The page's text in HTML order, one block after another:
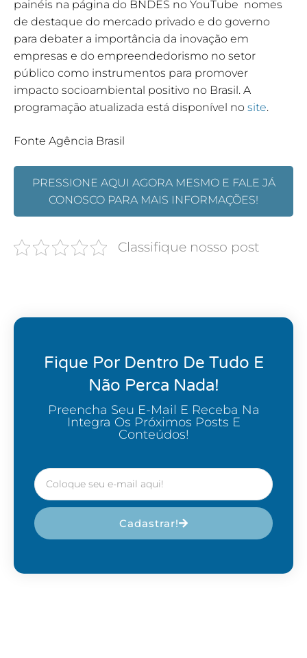
painéis na página do BNDES no YouTube nomes
de destaque do mercado privado e do governo
para debater a importância da inovação em
empresas e do empreendedorismo no setor
público como instrumentos para promover
impacto socioambiental positivo no Brasil. A
programação atualizada está disponível no site.
Fonte Agência Brasil
PRESSIONE AQUI AGORA MESMO E FALE JÁ
CONOSCO PARA MAIS INFORMAÇÕES!
Classifique nosso post
Fique Por Dentro De Tudo E
Não Perca Nada!
Preencha Seu E-Mail E Receba Na
Integra Os Próximos Posts E
Conteúdos!
Cadastrar!